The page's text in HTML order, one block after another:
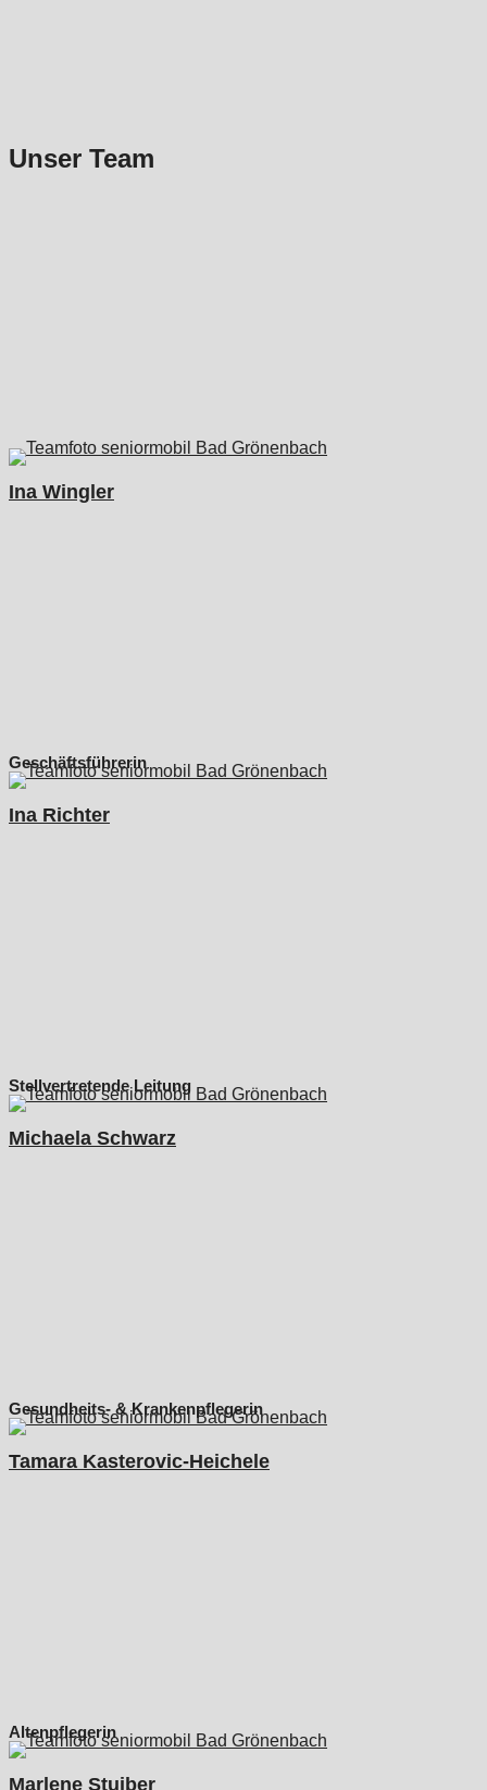
Unser Team
Ina Wingler
Geschäftsführerin
Ina Richter
Stellvertretende Leitung
Michaela Schwarz
Gesundheits- & Krankenpflegerin
Tamara Kasterovic-Heichele
Altenpflegerin
Marlene Stuiber